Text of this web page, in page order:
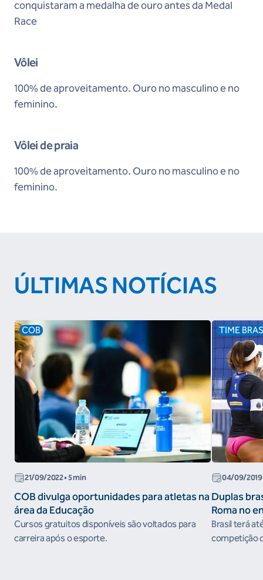
conquistaram a medalha de ouro antes da Medal
Race
Vôlei
100% de aproveitamento. Ouro no masculino e no
feminino.
Vôlei de praia
100% de aproveitamento. Ouro no masculino e no
feminino.
ÚLTIMAS NOTÍCIAS
COB
21/09/2022• 5 min
COB divulga oportunidades para atletas na
área da Educação
Cursos gratuitos disponíveis são voltados para
carreira após o esporte.
TIME
04/09/2019
Duplas
Roma no
do
Brasil terá
competição